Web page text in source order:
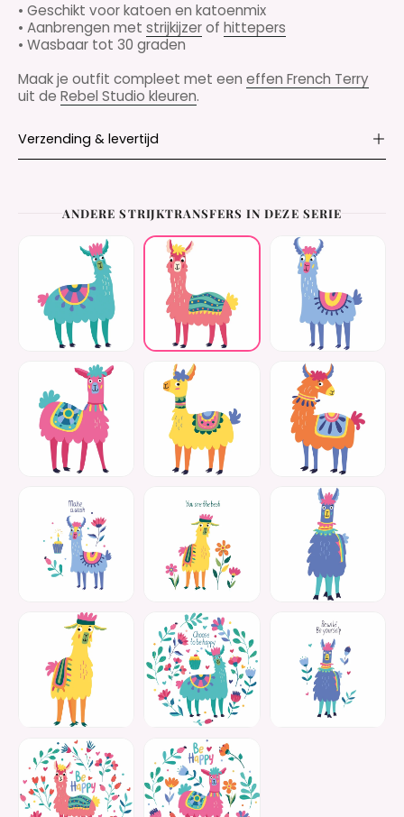
• Geschikt voor katoen en katoenmix
• Aanbrengen met strijkijzerof hittepers
• Wasbaar tot 30 graden
Maak je outfit compleet met een effen French Terry
uit de Rebel Studio kleuren.
Verzending & levertijd
ANDERE STRIJKTRANSFERS IN DEZE SERIE